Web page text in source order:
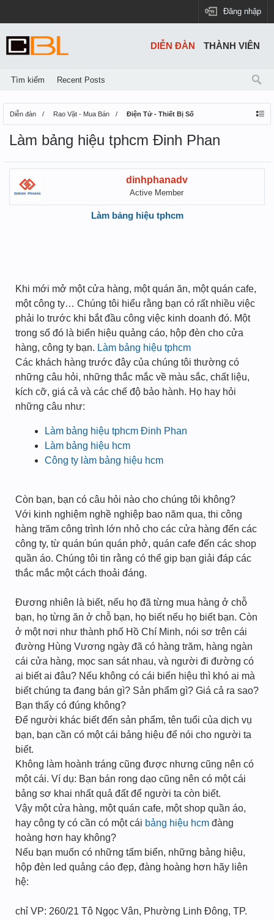
Đăng nhập
Diễn đàn Rao Vặt - Mua Bán Điện Tử - Thiết Bị Số
Làm bảng hiệu tphcm Đinh Phan
dinhphanadv
Active Member
Làm bảng hiệu tphcm
Khi mới mở một cửa hàng, một quán ăn, một quán cafe,
một công ty… Chúng tôi hiểu rằng bạn có rất nhiều việc
phải lo trước khi bắt đầu công việc kinh doanh đó. Một
trong số đó là biển hiệu quảng cáo, hộp đèn cho cửa
hàng, công ty bạn. Làm bảng hiệu tphcm
Các khách hàng trước đây của chúng tôi thường có
những câu hỏi, những thắc mắc về màu sắc, chất liệu,
kích cỡ, giá cả và các chế độ bảo hành. Họ hay hỏi
những câu như:
Làm bảng hiệu tphcm Đinh Phan
Làm bảng hiệu hcm
Công ty làm bảng hiệu hcm
Còn bạn, bạn có câu hỏi nào cho chúng tôi không?
Với kinh nghiệm nghề nghiệp bao năm qua, thi công
hàng trăm công trình lớn nhỏ cho các cửa hàng đến các
công ty, từ quán bún quán phở, quán cafe đến các shop
quần áo. Chúng tôi tin rằng có thể gip bạn giải đáp các
thắc mắc một cách thoải đáng.
Đương nhiên là biết, nếu họ đã từng mua hàng ở chỗ
bạn, họ từng ăn ở chỗ bạn, họ biết nếu họ biết bạn. Còn
ở một nơi như thành phố Hồ Chí Minh, nói sơ trên cái
đường Hùng Vương ngày đã có hàng trăm, hàng ngàn
cái cửa hàng, mọc san sát nhau, và người đi đường có
ai biết ai đâu? Nếu không có cái biển hiệu thì khó ai mà
biết chúng ta đang bán gì? Sản phẩm gì? Giá cả ra sao?
Bạn thấy có đúng không?
Để người khác biết đến sản phẩm, tên tuổi của dịch vụ
bạn, bạn cần có một cái bảng hiệu để nói cho người ta
biết.
Không làm hoành tráng cũng được nhưng cũng nên có
một cái. Ví dụ: Bạn bán rong dạo cũng nên có một cái
bảng sơ khai nhất quả đất để người ta còn biết.
Vậy một cửa hàng, một quán cafe, một shop quần áo,
hay công ty có cần có một cái bảng hiệu hcm đàng
hoàng hơn hay không?
Nếu bạn muốn có những tấm biển, những bảng hiệu,
hộp đèn led quảng cáo đẹp, đàng hoàng hơn hãy liên
hệ:
chỉ VP: 260/21 Tô Ngọc Vân, Phường Linh Đông, TP.
DIỄN ĐÀN
Tìm kiếm Recent Posts
THÀNH VIÊN